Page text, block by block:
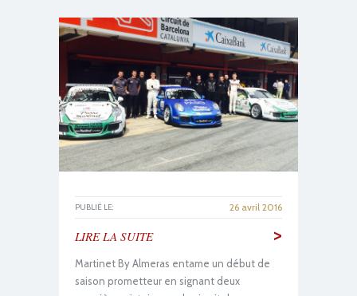
PUBLIÉ LE: 26 avril 2016
LIRE LA SUITE >
Martinet By Almeras entame un début de
saison prometteur en signant deux